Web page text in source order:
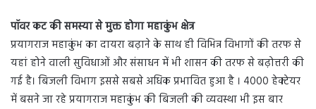
पॉवर कट की समस्या से मुक्त होगा महाकुंभ क्षेत्र
प्रयागराज महाकुंभ का दायरा बढ़ाने के साथ ही विभिन्न विभागों की तरफ से
यहां होने वाली सुविधाओं और संसाधन में भी शासन की तरफ से बढ़ोत्तरी की
गई है। बिजली विभाग इससे सबसे अधिक प्रभावित हुआ है । 4000 हेक्टेयर
में बसने जा रहे प्रयागराज महाकुंभ की बिजली की व्यवस्था भी इस बार